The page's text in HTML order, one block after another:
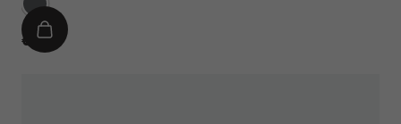
€
€ 11,95
IN